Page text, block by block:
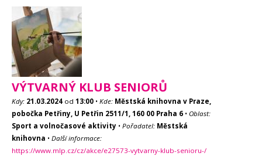
VÝTVARNÝ KLUB SENIORŮ
Kdy: 21.03.2024 od 13:00 • Kde: Městská knihovna v Praze,
pobočka Petřiny, U Petřin 2511/1, 160 00 Praha 6 • Oblast:
Sport a volnočasové aktivity • Pořadatel: Městská
knihovna • Další informace:
https://www.mlp.cz/cz/akce/e27573-vytvarny-klub-senioru-/